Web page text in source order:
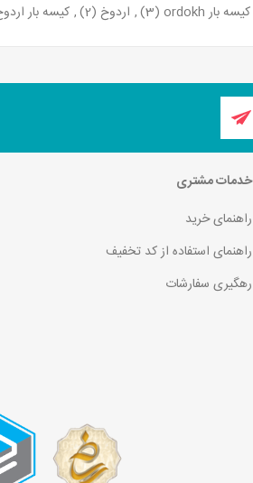
کیسه بار ordokh (3)
, اردوخ (2)
, کیسه بار
خدمات مشتری
راهنمای خرید
راهنمای استفاده از کد تخفیف
رهگیری سفارشات